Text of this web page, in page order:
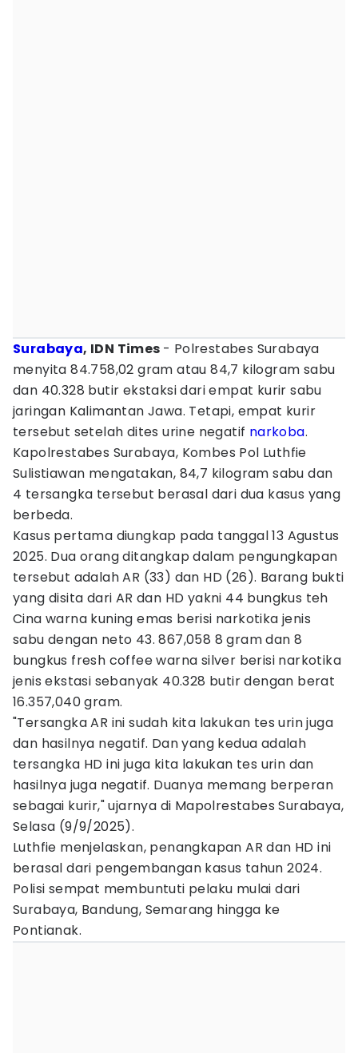
Surabaya, IDN Times - Polrestabes Surabaya
menyita 84.758,02 gram atau 84,7 kilogram sabu
dan 40.328 butir ekstaksi dari empat kurir sabu
jaringan Kalimantan Jawa. Tetapi, empat kurir
tersebut setelah dites urine negatif narkoba.
Kapolrestabes Surabaya, Kombes Pol Luthfie
Sulistiawan mengatakan, 84,7 kilogram sabu dan
4 tersangka tersebut berasal dari dua kasus yang
berbeda.
Kasus pertama diungkap pada tanggal 13 Agustus
2025. Dua orang ditangkap dalam pengungkapan
tersebut adalah AR (33) dan HD (26). Barang bukti
yang disita dari AR dan HD yakni 44 bungkus teh
Cina warna kuning emas berisi narkotika jenis
sabu dengan neto 43. 867,058 8 gram dan 8
bungkus fresh coffee warna silver berisi narkotika
jenis ekstasi sebanyak 40.328 butir dengan berat
16.357,040 gram.
"Tersangka AR ini sudah kita lakukan tes urin juga
dan hasilnya negatif. Dan yang kedua adalah
tersangka HD ini juga kita lakukan tes urin dan
hasilnya juga negatif. Duanya memang berperan
sebagai kurir," ujarnya di Mapolrestabes Surabaya,
Selasa (9/9/2025).
Luthfie menjelaskan, penangkapan AR dan HD ini
berasal dari pengembangan kasus tahun 2024.
Polisi sempat membuntuti pelaku mulai dari
Surabaya, Bandung, Semarang hingga ke
Pontianak.